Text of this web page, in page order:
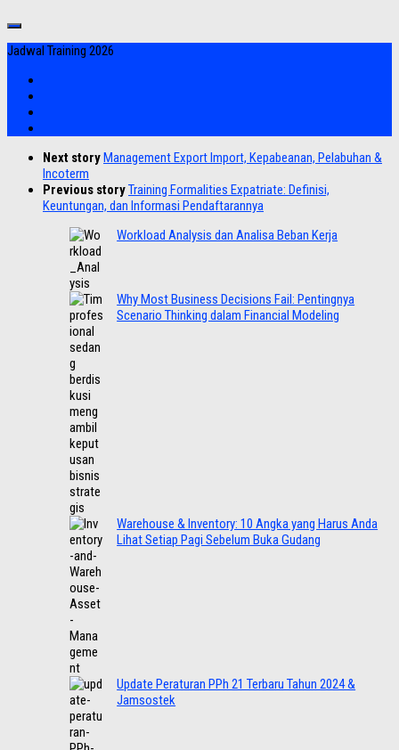
Jadwal Training 2026
Next story Management Export Import, Kepabeanan, Pelabuhan &
Incoterm
Previous storyTraining Formalities Expatriate: Definisi,
Keuntungan, dan Informasi Pendaftarannya
Workload Analysis dan Analisa Beban Kerja
Why Most Business Decisions Fail: Pentingnya
Scenario Thinking dalam Financial Modeling
Warehouse & Inventory: 10 Angka yang Harus Anda
Lihat Setiap Pagi Sebelum Buka Gudang
Update Peraturan PPh 21 Terbaru Tahun 2024 &
Jamsostek